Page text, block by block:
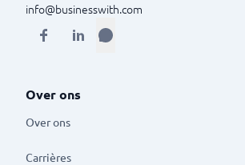
info@businesswith.com
Over ons
Over ons
Carrières